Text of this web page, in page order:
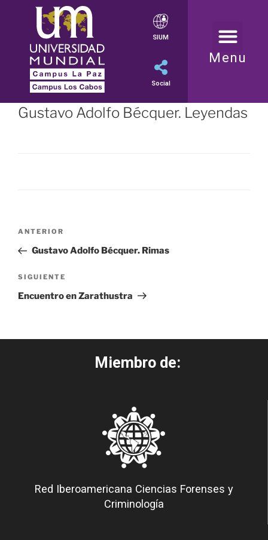
SIUM
Social
Menu
Gustavo Adolfo Bécquer. Leyendas
ANTERIOR
Gustavo Adolfo Bécquer. Rimas
SIGUIENTE
Encuentro en Zarathustra
Miembro de:
Red Iberoamericana Ciencias Forenses y
Criminología